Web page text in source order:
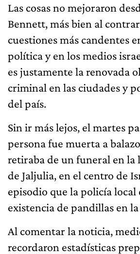
Las cosas no mejoraron
Bennett, más bien al
cuestiones más candentes
política y en los medios
es justamente la renovada
criminal en las ciudades y
del país.
Sin ir más lejos, el martes
persona fue muerta a
retiraba de un funeral en la
de Jaljulia, en el centro de
episodio que la policía local
existencia de pandillas en
Al comentar la noticia,
recordaron estadísticas